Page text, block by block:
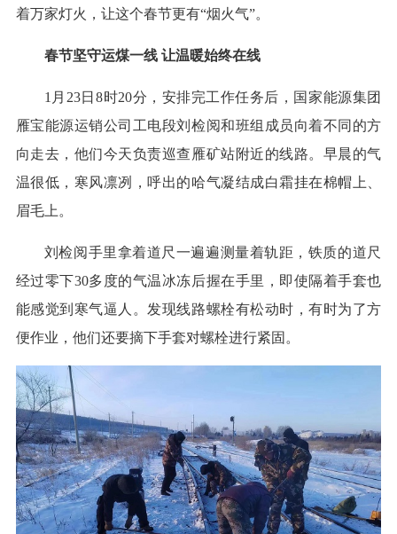
着万家灯火，让这个春节更有“烟火气”。
春节坚守运煤一线 让温暖始终在线
1月23日8时20分，安排完工作任务后，国家能源集团
雁宝能源运销公司工电段刘检阅和班组成员向着不同的方
向走去，他们今天负责巡查雁矿站附近的线路。早晨的气
温很低，寒风凛冽，呼出的哈气凝结成白霜挂在棉帽上、
眉毛上。
刘检阅手里拿着道尺一遍遍测量着轨距，铁质的道尺
经过零下30多度的气温冰冻后握在手里，即使隔着手套也
能感觉到寒气逼人。发现线路螺栓有松动时，有时为了方
便作业，他们还要摘下手套对螺栓进行紧固。